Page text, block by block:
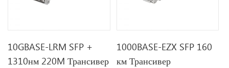
10GBASE-LRM SFP +
1310нм 220M Трансивер
1000BASE-EZX SFP 160
км Трансивер